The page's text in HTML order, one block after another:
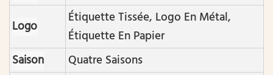
Logo
Étiquette Tissée, Logo En Métal,
Étiquette En Papier
Saison
Quatre Saisons